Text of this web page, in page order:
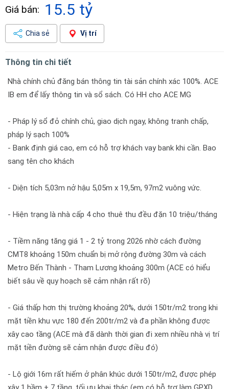
Giá bán: 15.5 tỷ
Chia sẻ Vị trí
Thông tin chi tiết
Nhà chính chủ đăng bán thông tin tài sản chính xác 100%. ACE
IB em để lấy thông tin và sổ sách. Có HH cho ACE MG
- Pháp lý sổ đỏ chính chủ, giao dịch ngay, không tranh chấp,
pháp lý sạch 100%
- Bank định giá cao, em có hỗ trợ khách vay bank khi cần. Bao
sang tên cho khách
- Diện tích 5,03m nở hậu 5,05m x 19,5m, 97m2 vuông vức.
- Hiện trạng là nhà cấp 4 cho thuê thu đều đặn 10 triệu/tháng
- Tiềm năng tăng giá 1 - 2 tỷ trong 2026 nhờ cách đường
CMT8 khoảng 150m chuẩn bị mở rộng đường 30m và cách
Metro Bến Thành - Tham Lương khoảng 300m (ACE có hiểu
biết sâu về quy hoạch sẽ cảm nhận rất rõ)
- Giá thấp hơn thị trường khoảng 20%, dưới 150tr/m2 trong khi
mặt tiền khu vực 180 đến 200tr/m2 và đa phần không được
xây cao tầng (ACE mà đã dành thời gian đi xem nhiều nhà vị trí
mặt tiền đường sẽ cảm nhận được điều đó)
- Lộ giới 16m rất hiếm ở phân khúc dưới 150tr/m2, được phép